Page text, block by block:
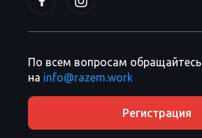
По всем вопросам обращайтесь
на info@razem.work
Регистрация